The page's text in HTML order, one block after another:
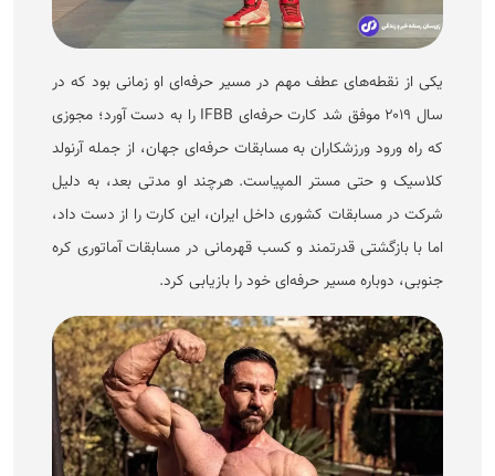
یکی از نقطه‌های عطف مهم در مسیر حرفه‌ای او زمانی بود که در
سال ۲۰۱۹ موفق شد کارت حرفه‌ای IFBB را به دست آورد؛ مجوزی
که راه ورود ورزشکاران به مسابقات حرفه‌ای جهان، از جمله آرنولد
کلاسیک و حتی مستر المپیاست. هرچند او مدتی بعد، به دلیل
شرکت در مسابقات کشوری داخل ایران، این کارت را از دست داد،
اما با بازگشتی قدرتمند و کسب قهرمانی در مسابقات آماتوری کره
جنوبی، دوباره مسیر حرفه‌ای خود را بازیابی کرد.